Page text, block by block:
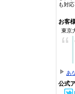
も対
お客
東京
“
あ
公式